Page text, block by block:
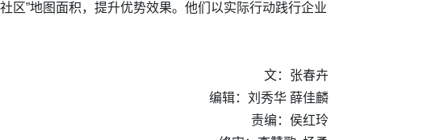
区”地图面积，提升优势效果。他们以实际行动践行企业
文：张春卉
编辑：刘秀华 薛佳麟
责编：侯红玲